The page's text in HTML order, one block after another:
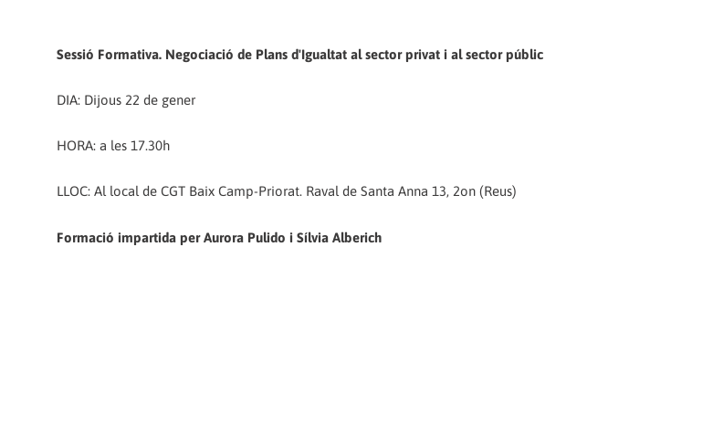
Sessió Formativa. Negociació de Plans d'Igualtat al sector privat i al sector públic
DIA: Dijous 22 de gener
HORA: a les 17.30h
LLOC: Al local de CGT Baix Camp-Priorat. Raval de Santa Anna 13, 2on (Reus)
Formació impartida per Aurora Pulido i Sílvia Alberich